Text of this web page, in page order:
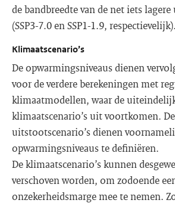
de bandbreedte van de net iets
(SSP3-7.0 en SSP1-1.9, respectievelijk).
Klimaatscenario’s
De opwarmingsniveaus dienen
voor de verdere berekeningen met
klimaatmodellen, waar de
klimaatscenario’s uit voortkomen. De
uitstootscenario’s dienen
opwarmingsniveaus te definiëren.
De klimaatscenario’s kunnen
verschoven worden, om zodoende
onzekerheidsmarge mee te nemen.